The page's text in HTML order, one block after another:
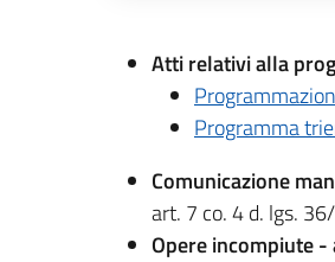
Descrizione completa
Atti relativi alla
Programma
Comunicazione
art. 7 co. 4 d. lgs.
Opere incompiute -